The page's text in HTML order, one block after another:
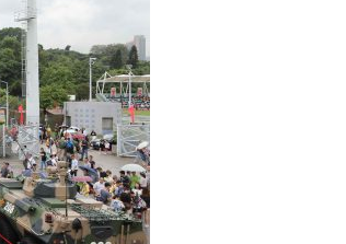
部
队
展
览
中
心
今
启
动
健
须预约一
向均羚：打破美西方政治破壞 積
1210區議會選舉
2023-12-02
選舉日踴躍投票
2023-11-30